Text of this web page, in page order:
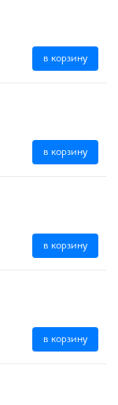
в корзину
в корзину
в корзину
в корзину